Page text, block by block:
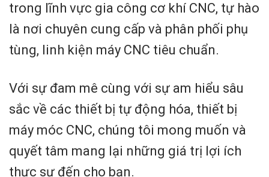
trong lĩnh vực gia công cơ khí CNC, tự hào
là nơi chuyên cung cấp và phân phối phụ
tùng, linh kiện máy CNC tiêu chuẩn.
Với sự đam mê cùng với sự am hiểu sâu
sắc về các thiết bị tự động hóa, thiết bị
máy móc CNC, chúng tôi mong muốn và
quyết tâm mang lại những giá trị lợi ích
thực sự đến cho bạn.